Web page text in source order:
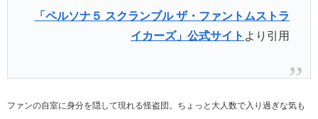
「ペルソナ５ スクランブル ザ・ファントムストラ
イカーズ」公式サイト より引用
ファンの自室に身分を隠して現れる怪盗団。ちょっと大人数で入り過ぎな気も